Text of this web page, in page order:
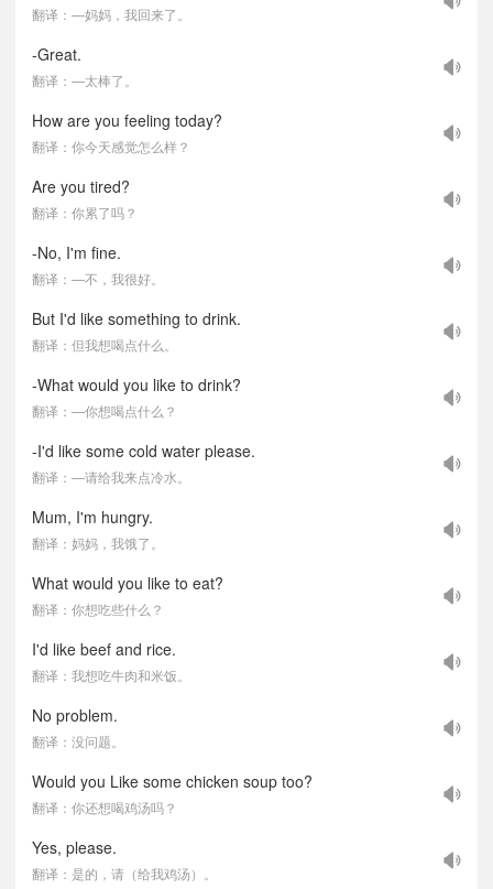
翻译：—妈妈，我回来了。
-Great.
翻译：—太棒了。
How are you feeling today?
翻译：你今天感觉怎么样？
Are you tired?
翻译：你累了吗？
-No, I'm fine.
翻译：—不，我很好。
But I'd like something to drink.
翻译：但我想喝点什么。
-What would you like to drink?
翻译：—你想喝点什么？
-I'd like some cold water please.
翻译：—请给我来点冷水。
Mum, I'm hungry.
翻译：妈妈，我饿了。
What would you like to eat?
翻译：你想吃些什么？
I'd like beef and rice.
翻译：我想吃牛肉和米饭。
No problem.
翻译：没问题。
Would you Like some chicken soup too?
翻译：你还想喝鸡汤吗？
Yes, please.
翻译：是的，请（给我鸡汤）。